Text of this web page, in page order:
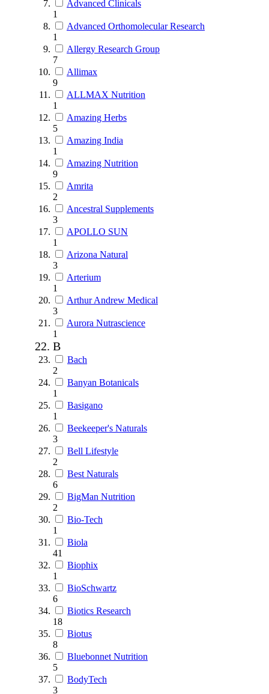
Advanced Clinicals
1
Advanced Orthomolecular Research
1
Allergy Research Group
7
Allimax
9
ALLMAX Nutrition
1
Amazing Herbs
5
Amazing India
1
Amazing Nutrition
9
Amrita
2
Ancestral Supplements
3
APOLLO SUN
1
Arizona Natural
3
Arterium
1
Arthur Andrew Medical
3
Aurora Nutrascience
1
B
Bach
2
Banyan Botanicals
1
Basigano
1
Beekeeper's Naturals
3
Bell Lifestyle
2
Best Naturals
6
BigMan Nutrition
2
Bio-Tech
1
Biola
41
Biophix
1
BioSchwartz
6
Biotics Research
18
Biotus
8
Bluebonnet Nutrition
5
BodyTech
3